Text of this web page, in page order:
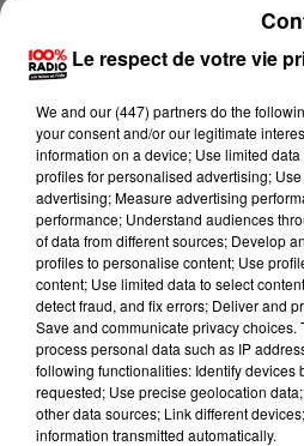
Lecture (5 min 6 sec)
La voyance en direct sur
Le respect de votre vie
We and our (447) partnersdo the
your consent and/or our legitimate
information on a device; Use limited
profiles for personalised advertising;
advertising; Measure advertising
performance; Understand audiences
of data from different sources; Develop
profiles to personalise content; Use
content; Use limited data to select
detect fraud, and fix errors; Deliver and
Save and communicate privacy choices.
process personal data such as IP
following functionalities: Identify devices
requested; Use precise geolocation
other data sources; Link different
information transmitted automatically.